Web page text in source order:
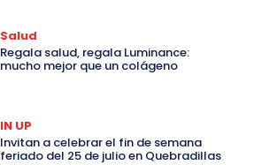
Salud
Regala salud, regala Luminance:
mucho mejor que un colágeno
IN UP
Invitan a celebrar el fin de semana
feriado del 25 de julio en Quebradillas